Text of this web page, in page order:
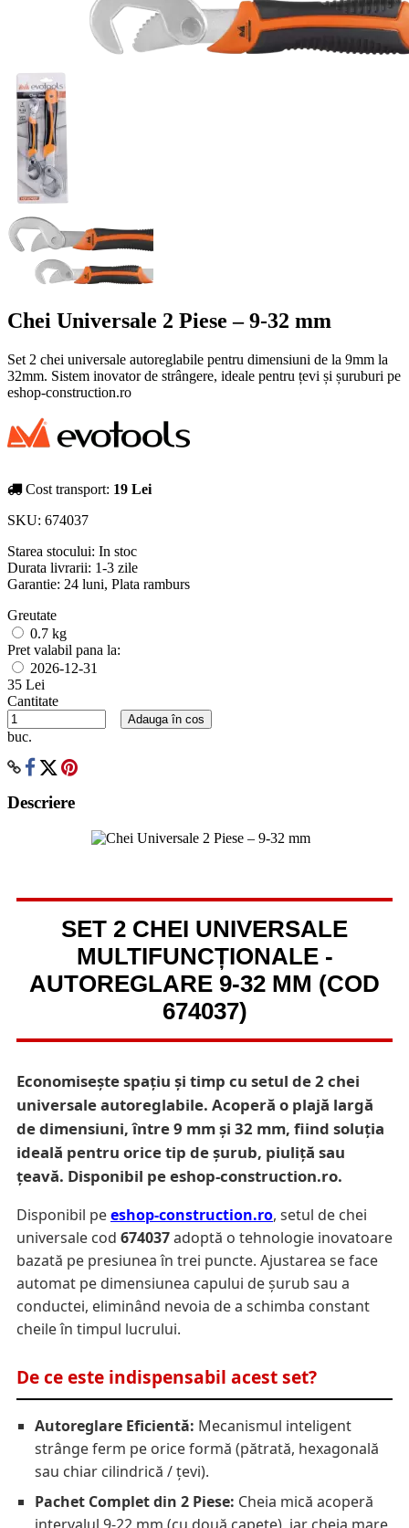
Chei Universale 2 Piese – 9-32 mm
Set 2 chei universale autoreglabile pentru dimensiuni de la 9mm la
32mm. Sistem inovator de strângere, ideale pentru țevi și șuruburi pe
eshop-construction.ro
Cost transport: 19 Lei
SKU: 674037
Starea stocului: In stoc
Durata livrarii: 1-3 zile
Garantie: 24 luni, Plata ramburs
Greutate
0.7 kg
Pret valabil pana la:
2026-12-31
35 Lei
Cantitate
buc.
Adauga în cos
Descriere
SET 2 CHEI UNIVERSALE
MULTIFUNCȚIONALE -
AUTOREGLARE 9-32 MM (COD
674037)
Economisește spațiu și timp cu setul de 2 chei
universale autoreglabile. Acoperă o plajă largă
de dimensiuni, între 9 mm și 32 mm, fiind soluția
ideală pentru orice tip de șurub, piuliță sau
țeavă. Disponibil pe eshop-construction.ro.
Disponibil peeshop-construction.ro, setul de chei
universale cod 674037adoptă o tehnologie inovatoare
bazată pe presiunea în trei puncte. Ajustarea se face
automat pe dimensiunea capului de șurub sau a
conductei, eliminând nevoia de a schimba constant
cheile în timpul lucrului.
De ce este indispensabil acest set?
Autoreglare Eficientă: Mecanismul inteligent
strânge ferm pe orice formă (pătrată, hexagonală
sau chiar cilindrică / țevi).
Pachet Complet din 2 Piese: Cheia mică acoperă